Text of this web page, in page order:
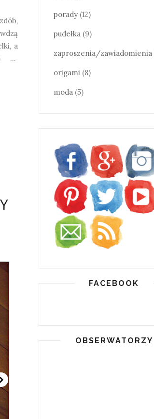
a
:) ...
porady (12)
pudełka (9)
zaproszenia/zawiadomienia
origami (8)
moda (5)
FACEBOOK
OBSERWATORZY